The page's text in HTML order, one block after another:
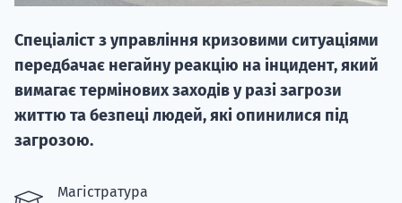
Спеціаліст з управління кризовими ситуаціями
передбачає негайну реакцію на інцидент, який
вимагає термінових заходів у разі загрози
життю та безпеці людей, які опинилися під
загрозою.
Магістратура
вступ на